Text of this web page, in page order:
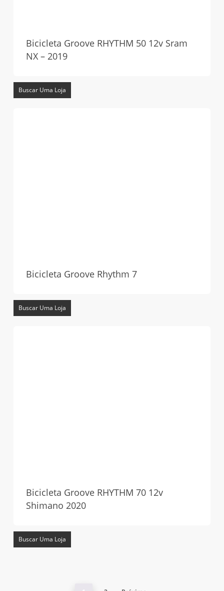
Bicicleta Groove RHYTHM 50 12v Sram
NX – 2019
Buscar Uma Loja
Bicicleta Groove Rhythm 7
Buscar Uma Loja
Bicicleta Groove RHYTHM 70 12v
Shimano 2020
Buscar Uma Loja